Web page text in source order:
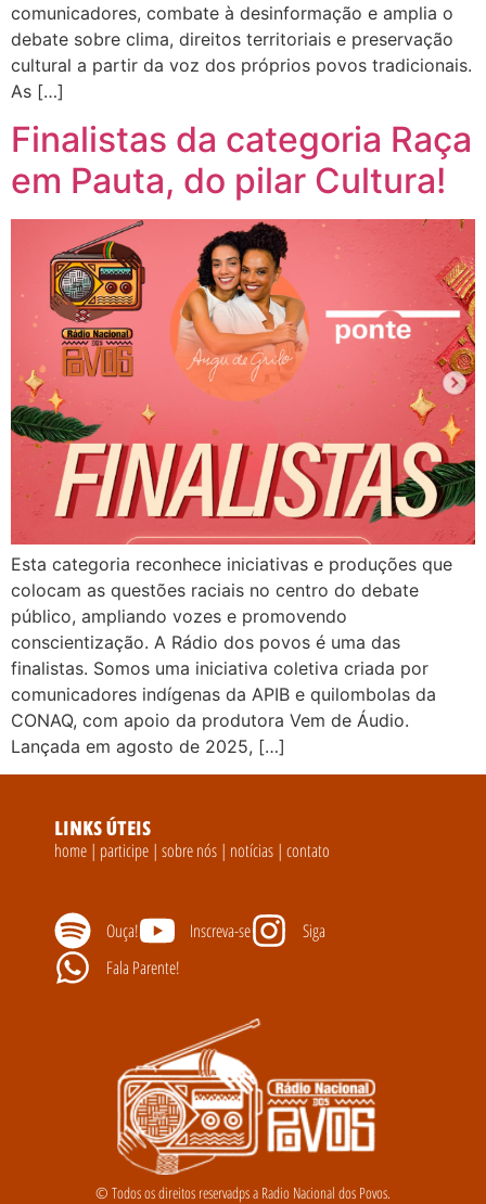
comunicadores, combate à desinformação e amplia o
debate sobre clima, direitos territoriais e preservação
cultural a partir da voz dos próprios povos tradicionais.
As […]
Finalistas da categoria Raça
em Pauta, do pilar Cultura!
Esta categoria reconhece iniciativas e produções que
colocam as questões raciais no centro do debate
público, ampliando vozes e promovendo
conscientização. A Rádio dos povos é uma das
finalistas. Somos uma iniciativa coletiva criada por
comunicadores indígenas da APIB e quilombolas da
CONAQ, com apoio da produtora Vem de Áudio.
Lançada em agosto de 2025, […]
LINKS ÚTEIS
home | participe | sobre nós | notícias | contato
Ouça! Inscreva-se
Siga
Fala Parente!
© Todos os direitos reservadps a Radio Nacional dos Povos.